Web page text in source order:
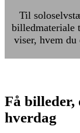
Til
billedmateriale
viser, hvem
Få billeder,
hverdag